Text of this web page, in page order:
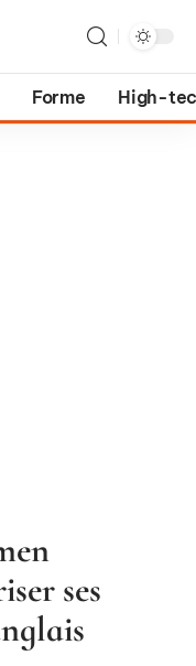
Forme High-
ses